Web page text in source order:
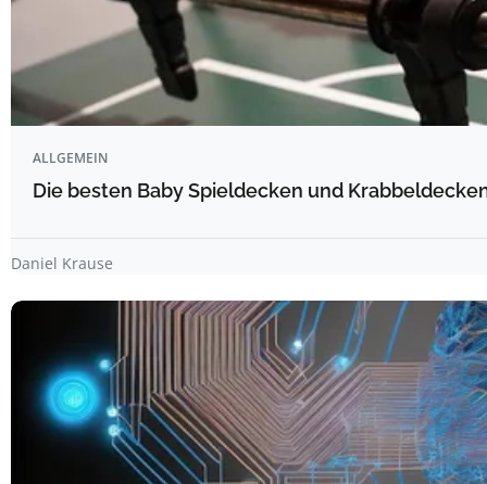
ALLGEMEIN
Die besten Baby Spieldecken und
Daniel Krause